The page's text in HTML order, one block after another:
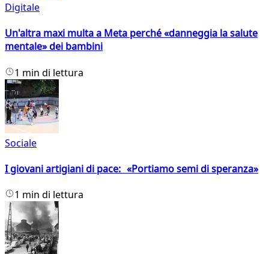
Digitale
Un'altra maxi multa a Meta perché «danneggia la salute
mentale» dei bambini
1 min di lettura
Sociale
I giovani artigiani di pace: «Portiamo semi di speranza»
1 min di lettura